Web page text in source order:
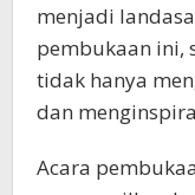
menjadi
pembukaan ini,
tidak hanya
dan
Acara